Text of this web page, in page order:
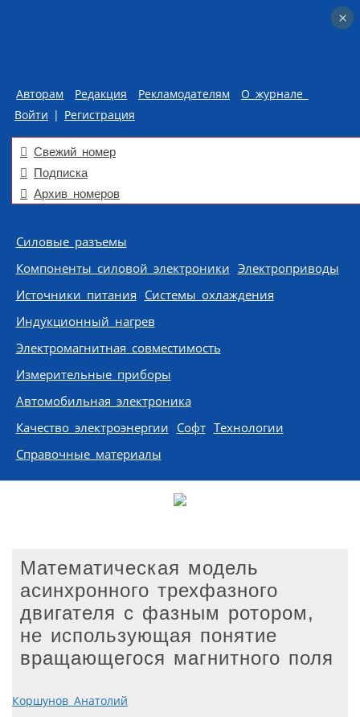
Авторам Редакция Рекламодателям
О журнале
Войти | Регистрация
Свежий номер
Подписка
Архив номеров
Skip to content
Силовые разъемы
Компоненты силовой электроники Электроприводы
Источники питания Системы охлаждения
Индукционный нагрев
Электромагнитная совместимость
Измерительные приборы
Автомобильная электроника
Качество электроэнергии Софт Технологии
Справочные материалы
Математическая модель
асинхронного трехфазного
двигателя с фазным ротором,
не использующая понятие
вращающегося магнитного поля
Коршунов Анатолий
×
×